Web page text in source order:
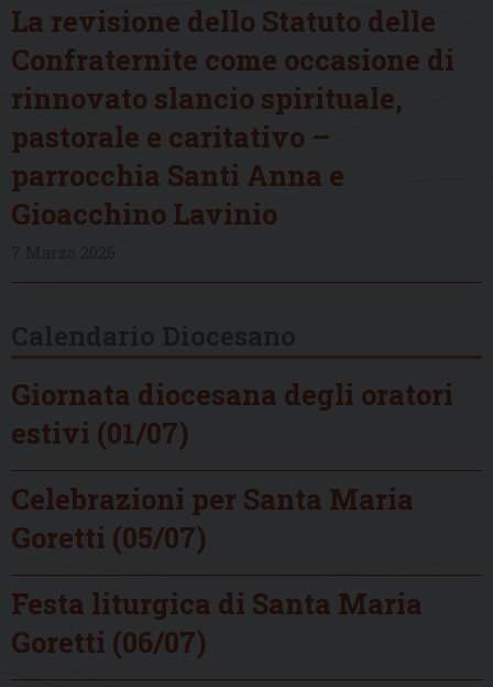
La revisione dello Statuto delle
Confraternite come occasione di
rinnovato slancio spirituale,
pastorale e caritativo –
parrocchia Santi Anna e
Gioacchino Lavinio
Giornata diocesana degli oratori
estivi (01/07)
Celebrazioni per Santa Maria
Goretti (05/07)
Festa liturgica di Santa Maria
Goretti (06/07)